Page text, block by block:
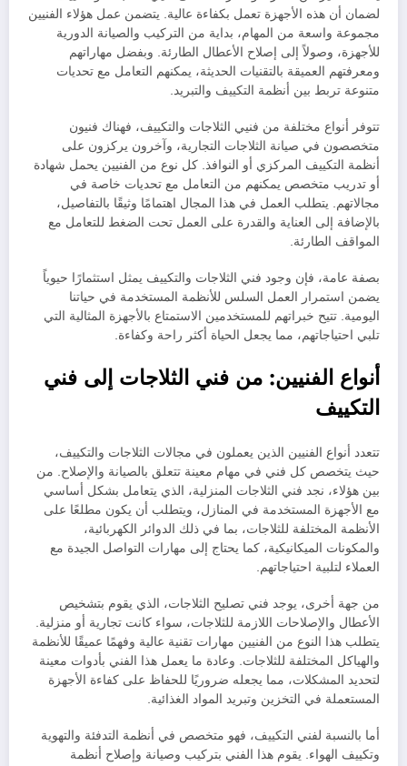
لضمان أن هذه الأجهزة تعمل بكفاءة عالية. يتضمن عمل هؤلاء الفنيين
مجموعة واسعة من المهام، بداية من التركيب والصيانة الدورية
للأجهزة، وصولاً إلى إصلاح الأعطال الطارئة. وبفضل مهاراتهم
ومعرفتهم العميقة بالتقنيات الحديثة، يمكنهم التعامل مع تحديات
متنوعة تربط بين أنظمة التكييف والتبريد.
تتوفر أنواع مختلفة من فنيي الثلاجات والتكييف، فهناك فنيون
متخصصون في صيانة الثلاجات التجارية، وآخرون يركزون على
أنظمة التكييف المركزي أو النوافذ. كل نوع من الفنيين يحمل شهادة
أو تدريب متخصص يمكنهم من التعامل مع تحديات خاصة في
مجالاتهم. يتطلب العمل في هذا المجال اهتمامًا وثيقًا بالتفاصيل،
بالإضافة إلى العناية والقدرة على العمل تحت الضغط للتعامل مع
المواقف الطارئة.
بصفة عامة، فإن وجود فني الثلاجات والتكييف يمثل استثمارًا حيوياً
يضمن استمرار العمل السلس للأنظمة المستخدمة في حياتنا
اليومية. تتيح خبراتهم للمستخدمين الاستمتاع بالأجهزة المثالية التي
تلبي احتياجاتهم، مما يجعل الحياة أكثر راحة وكفاءة.
أنواع الفنيين: من فني الثلاجات إلى فني
التكييف
تتعدد أنواع الفنيين الذين يعملون في مجالات الثلاجات والتكييف،
حيث يتخصص كل فني في مهام معينة تتعلق بالصيانة والإصلاح. من
بين هؤلاء، نجد فني الثلاجات المنزلية، الذي يتعامل بشكل أساسي
مع الأجهزة المستخدمة في المنازل، ويتطلب أن يكون مطلعًا على
الأنظمة المختلفة للثلاجات، بما في ذلك الدوائر الكهربائية،
والمكونات الميكانيكية، كما يحتاج إلى مهارات التواصل الجيدة مع
العملاء لتلبية احتياجاتهم.
من جهة أخرى، يوجد فني تصليح الثلاجات، الذي يقوم بتشخيص
الأعطال والإصلاحات اللازمة للثلاجات، سواء كانت تجارية أو منزلية.
يتطلب هذا النوع من الفنيين مهارات تقنية عالية وفهمًا عميقًا للأنظمة
والهياكل المختلفة للثلاجات. وعادة ما يعمل هذا الفني بأدوات معينة
لتحديد المشكلات، مما يجعله ضروريًا للحفاظ على كفاءة الأجهزة
المستعملة في التخزين وتبريد المواد الغذائية.
أما بالنسبة لفني التكييف، فهو متخصص في أنظمة التدفئة والتهوية
وتكييف الهواء. يقوم هذا الفني بتركيب وصيانة وإصلاح أنظمة